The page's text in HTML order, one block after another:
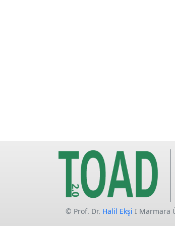
© Prof. Dr. Halil Ekşi I Marmara